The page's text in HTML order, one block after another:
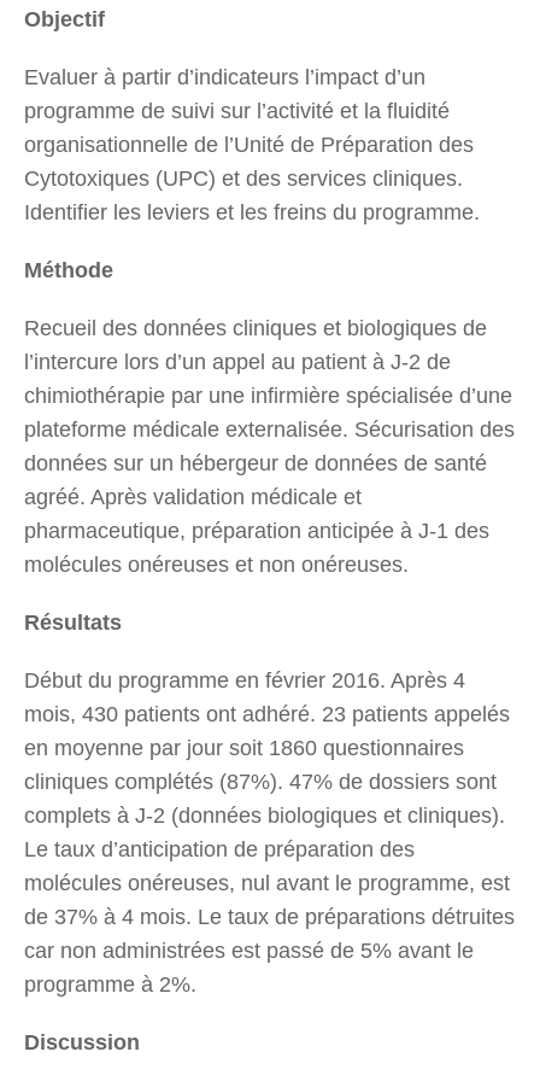
Objectif
Evaluer à partir d’indicateurs l’impact d’un
programme de suivi sur l’activité et la fluidité
organisationnelle de l’Unité de Préparation des
Cytotoxiques (UPC) et des services cliniques.
Identifier les leviers et les freins du programme.
Méthode
Recueil des données cliniques et biologiques de
l’intercure lors d’un appel au patient à J-2 de
chimiothérapie par une infirmière spécialisée d’une
plateforme médicale externalisée. Sécurisation des
données sur un hébergeur de données de santé
agréé. Après validation médicale et
pharmaceutique, préparation anticipée à J-1 des
molécules onéreuses et non onéreuses.
Résultats
Début du programme en février 2016. Après 4
mois, 430 patients ont adhéré. 23 patients appelés
en moyenne par jour soit 1860 questionnaires
cliniques complétés (87%). 47% de dossiers sont
complets à J-2 (données biologiques et cliniques).
Le taux d’anticipation de préparation des
molécules onéreuses, nul avant le programme, est
de 37% à 4 mois. Le taux de préparations détruites
car non administrées est passé de 5% avant le
programme à 2%.
Discussion